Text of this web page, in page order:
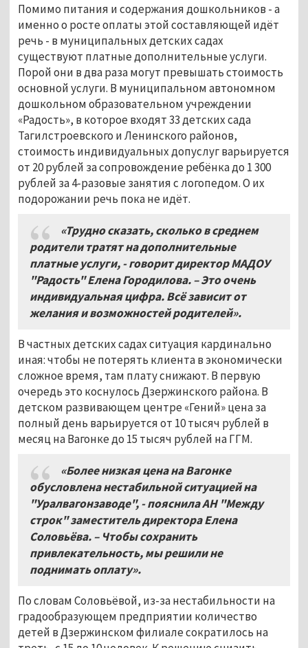
Помимо питания и содержания дошкольников - а
именно о росте оплаты этой составляющей идёт
речь - в муниципальных детских садах
существуют платные дополнительные услуги.
Порой они в два раза могут превышать стоимость
основной услуги. В муниципальном автономном
дошкольном образовательном учреждении
«Радость», в которое входят 33 детских сада
Тагилстроевского и Ленинского районов,
стоимость индивидуальных допуслуг варьируется
от 20 рублей за сопровождение ребёнка до 1 300
рублей за 4-разовые занятия с логопедом. О их
подорожании речь пока не идёт.
«Трудно сказать, сколько в среднем
родители тратят на дополнительные
платные услуги, - говорит директор МАДОУ
"Радость" Елена Городилова. – Это очень
индивидуальная цифра. Всё зависит от
желания и возможностей родителей».
В частных детских садах ситуация кардинально
иная: чтобы не потерять клиента в экономически
сложное время, там плату снижают. В первую
очередь это коснулось Дзержинского района. В
детском развивающем центре «Гений» цена за
полный день варьируется от 10 тысяч рублей в
месяц на Вагонке до 15 тысяч рублей на ГГМ.
«Более низкая цена на Вагонке
обусловлена нестабильной ситуацией на
"Уралвагонзаводе", - пояснила АН "Между
строк" заместитель директора Елена
Соловьёва. – Чтобы сохранить
привлекательность, мы решили не
поднимать оплату».
По словам Соловьёвой, из-за нестабильности на
градообразующем предприятии количество
детей в Дзержинском филиале сократилось на